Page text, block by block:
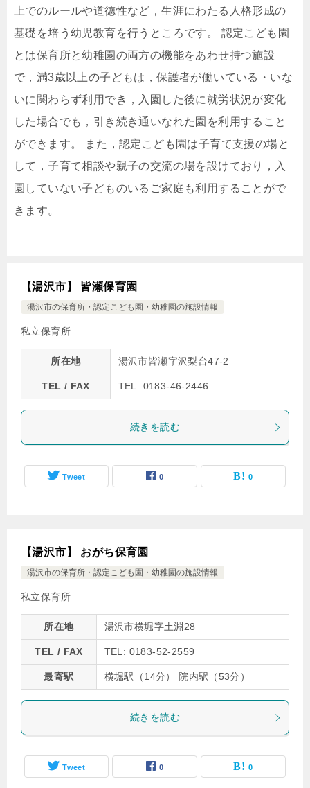
上でのルールや道徳性など，生涯にわたる人格形成の
基礎を培う幼児教育を行うところです。 認定こども園
とは保育所と幼稚園の両方の機能をあわせ持つ施設
で，満3歳以上の子どもは，保護者が働いている・いな
いに関わらず利用でき，入園した後に就労状況が変化
した場合でも，引き続き通いなれた園を利用すること
ができます。 また，認定こども園は子育て支援の場と
して，子育て相談や親子の交流の場を設けており，入
園していない子どものいるご家庭も利用することがで
きます。
【湯沢市】 皆瀬保育園
湯沢市の保育所・認定こども園・幼稚園の施設情報
私立保育所
所在地 湯沢市皆瀬字沢梨台47-2
TEL / FAX TEL: 0183-46-2446
続きを読む
Tweet 0 0
【湯沢市】 おがち保育園
湯沢市の保育所・認定こども園・幼稚園の施設情報
私立保育所
所在地 湯沢市横堀字土淵28
TEL / FAX TEL: 0183-52-2559
最寄駅 横堀駅（14分） 院内駅（53分）
続きを読む
Tweet 0 0